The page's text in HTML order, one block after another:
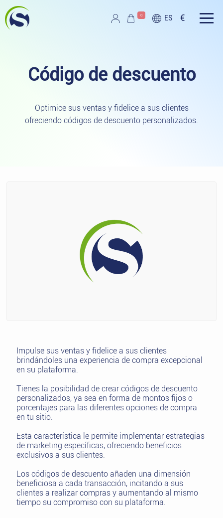
Ir al contenido principal
0 ES €
Código de descuento
Optimice sus ventas y fidelice a sus clientes
ofreciendo códigos de descuento personalizados.
Impulse sus ventas y fidelice a sus clientes
brindándoles una experiencia de compra excepcional
en su plataforma.
Tienes la posibilidad de crear códigos de descuento
personalizados, ya sea en forma de montos fijos o
porcentajes para las diferentes opciones de compra
en tu sitio.
Esta característica le permite implementar estrategias
de marketing específicas, ofreciendo beneficios
exclusivos a sus clientes.
Los códigos de descuento añaden una dimensión
beneficiosa a cada transacción, incitando a sus
clientes a realizar compras y aumentando al mismo
tiempo su compromiso con su plataforma.